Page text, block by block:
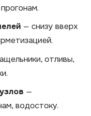
— снизу вверх
отливы,
—
водостоку.